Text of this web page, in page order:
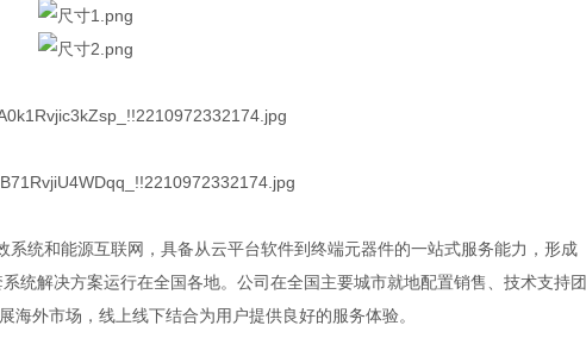
统和能源互联网，具备从云平台软件到终端元器件的一站式服务能力，形成
统解决方案运行在全国各地。公司在全国主要城市就地配置销售、技术支持团
外市场，线上线下结合为用户提供良好的服务体验。